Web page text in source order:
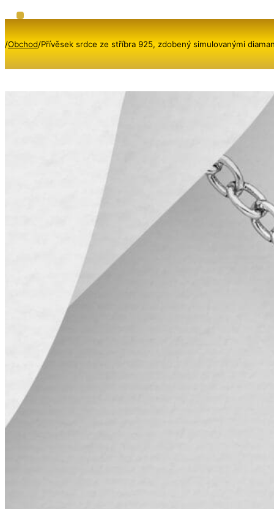
/Obchod/Přívěsek srdce ze stříbra 925, zdobený simulovanými